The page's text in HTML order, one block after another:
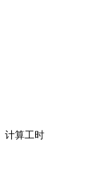
计算工时